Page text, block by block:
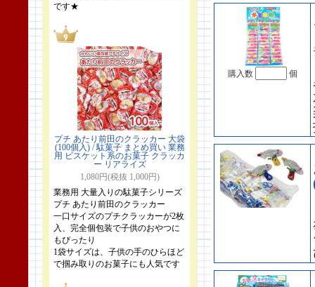
です★
プチ あたり前田のクラッカー 大袋
(100個入) / 駄菓子 まとめ買い 業務
用 ビスケット系のお菓子 クラッカ
ー リアライズ
1,080円(税抜 1,000円)
業務用 大量入りの駄菓子シリーズ
プチ あたり前田のクラッカー
一口サイズのプチクラッカーが2枚
入、完全個包装で子供のおやつに
もぴったり
1袋サイズは、子供の手のひらほど
で掴み取りのお菓子にも人気です
購入数 個